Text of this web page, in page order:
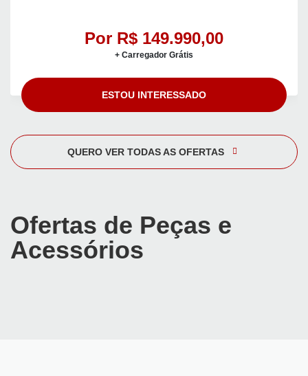
Por R$ 149.990,00
+ Carregador Grátis
ESTOU INTERESSADO
QUERO VER TODAS AS OFERTAS
Ofertas de Peças e
Acessórios